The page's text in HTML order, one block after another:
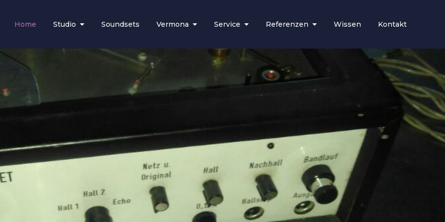
Home Studio Soundsets Vermona Service Referenzen Wissen Kontakt